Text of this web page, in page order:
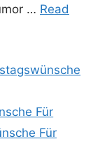
… Read
Für
Für